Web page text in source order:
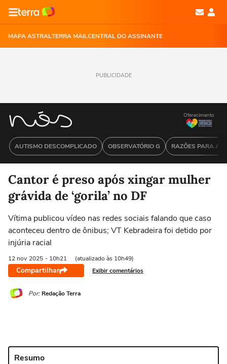
MAPA ASTRALTERRA MAILCENTRAL DO ASSINANTE
PUBLICIDADE
AUTISMO DESCOMPLICADO OBSERVATÓRIO G RAZÕES PARA
Oferecimento
Cantor é preso após xingar mulher
grávida de ‘gorila’ no DF
Vítima publicou vídeo nas redes sociais falando que caso
aconteceu dentro de ônibus; VT Kebradeira foi detido por
injúria racial
12 nov 2025 - 10h21 (atualizado às 10h49)
Compartilhar Exibir comentários
Por: Redação Terra
Resumo